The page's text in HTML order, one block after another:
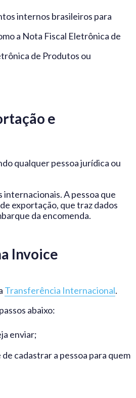
internos brasileiros para
a Nota Fiscal Eletrônica de
de Produtos ou
e
qualquer pessoa jurídica ou
A pessoa que
exportação, que traz dados
da encomenda.
Invoice
Transferência Internacional.
abaixo:
enviar;
cadastrar a pessoa para quem